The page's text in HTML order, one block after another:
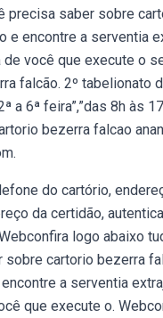
precisa saber sobre
e encontre a serventia
de você que execute o
falcão. 2º tabelionato
a 6ª feira”,”das 8h às
bezerra falcao
do cartório,
da certidão,
logo abaixo
sobre cartorio bezerra
a serventia
que execute o.